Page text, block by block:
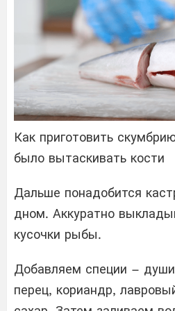
Как приготовить
было вытаскивать кости
Дальше понадобится
дном. Аккуратно
кусочки рыбы.
Добавляем специи –
перец, кориандр,